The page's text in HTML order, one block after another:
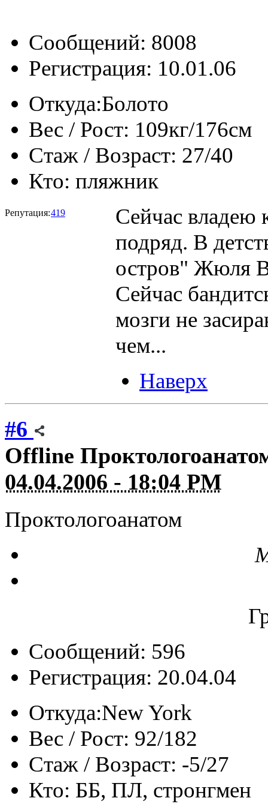
Сообщений: 8008
Регистрация: 10.01.06
Откуда:Болото
Вес / Рост: 109кг/176см
Стаж / Возраст: 27/40
Кто: пляжник
Репутация:419
Сейчас владею
подряд. В
остров" Жюля
Сейчас
мозги не
чем...
Наверх
#6
Offline
04.04.2006 - 18:04 PM
Проктологоанатом
Сообщений: 596
Регистрация: 20.04.04
Откуда:New York
Вес / Рост: 92/182
Стаж / Возраст: -5/27
Кто: ББ, ПЛ, стронгмен